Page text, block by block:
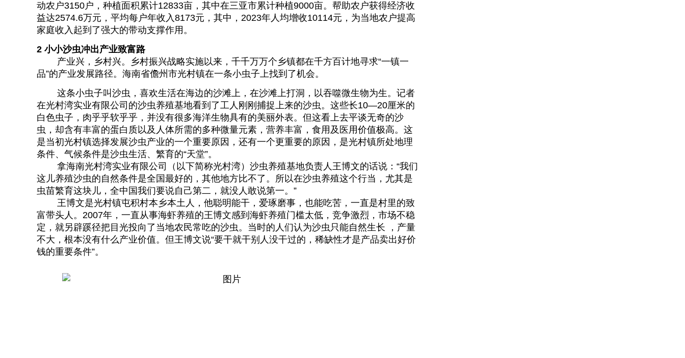
动农户3150户，种植面积累计12833亩，其中在三亚市累计种植9000亩。帮助农户获得经济收
益达2574.6万元，平均每户年收入8173元，其中，2023年人均增收10114元，为当地农户提高
家庭收入起到了强大的带动支撑作用。
2 小小沙虫冲出产业致富路
产业兴，乡村兴。乡村振兴战略实施以来，千千万万个乡镇都在千方百计地寻求“一镇一
品”的产业发展路径。海南省儋州市光村镇在一条小虫子上找到了机会。
这条小虫子叫沙虫，喜欢生活在海边的沙滩上，在沙滩上打洞，以吞噬微生物为生。记者
在光村湾实业有限公司的沙虫养殖基地看到了工人刚刚捕捉上来的沙虫。这些长10—20厘米的
白色虫子，肉乎乎软乎乎，并没有很多海洋生物具有的美丽外表。但这看上去平谈无奇的沙
虫，却含有丰富的蛋白质以及人体所需的多种微量元素，营养丰富，食用及医用价值极高。这
是当初光村镇选择发展沙虫产业的一个重要原因，还有一个更重要的原因，是光村镇所处地理
条件、气候条件是沙虫生活、繁育的“天堂”。
拿海南光村湾实业有限公司（以下简称光村湾）沙虫养殖基地负责人王博文的话说：“我们
这儿养殖沙虫的自然条件是全国最好的，其他地方比不了。所以在沙虫养殖这个行当，尤其是
虫苗繁育这块儿，全中国我们要说自己第二，就没人敢说第一。”
王博文是光村镇屯积村本乡本土人，他聪明能干，爱琢磨事，也能吃苦，一直是村里的致
富带头人。2007年，一直从事海虾养殖的王博文感到海虾养殖门槛太低，竞争激烈，市场不稳
定，就另辟蹊径把目光投向了当地农民常吃的沙虫。当时的人们认为沙虫只能自然生长 ，产量
不大，根本没有什么产业价值。但王博文说“要干就干别人没干过的，稀缺性才是产品卖出好价
钱的重要条件”。